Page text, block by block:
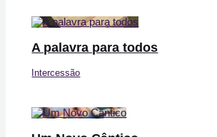
A palavra para todos
Intercessão